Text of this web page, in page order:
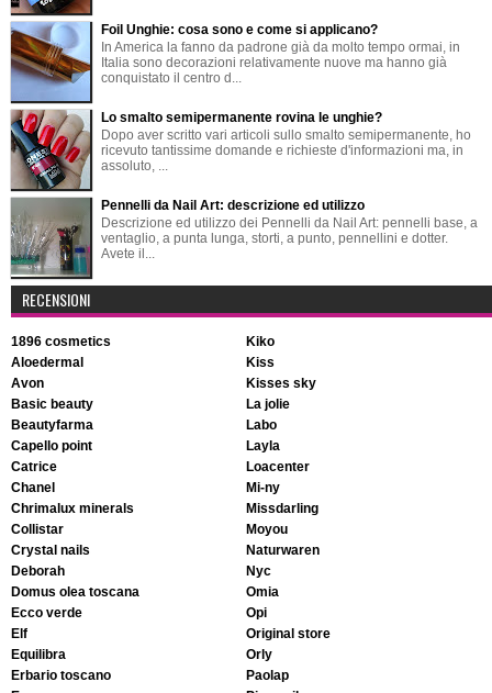
Foil Unghie: cosa sono e come si applicano?
In America la fanno da padrone già da molto tempo ormai, in
Italia sono decorazioni relativamente nuove ma hanno già
conquistato il centro d...
Lo smalto semipermanente rovina le unghie?
Dopo aver scritto vari articoli sullo smalto semipermanente, ho
ricevuto tantissime domande e richieste d'informazioni ma, in
assoluto, ...
Pennelli da Nail Art: descrizione ed utilizzo
Descrizione ed utilizzo dei Pennelli da Nail Art: pennelli base, a
ventaglio, a punta lunga, storti, a punto, pennellini e dotter.
Avete il...
RECENSIONI
1896 cosmetics
aloedermal
avon
basic beauty
beautyfarma
capello point
catrice
chanel
chrimalux minerals
collistar
crystal nails
deborah
domus olea toscana
ecco verde
elf
equilibra
erbario toscano
kiko
kiss
kisses sky
la jolie
labo
layla
loacenter
mi-ny
missdarling
moyou
naturwaren
nyc
omia
opi
original store
orly
paolap